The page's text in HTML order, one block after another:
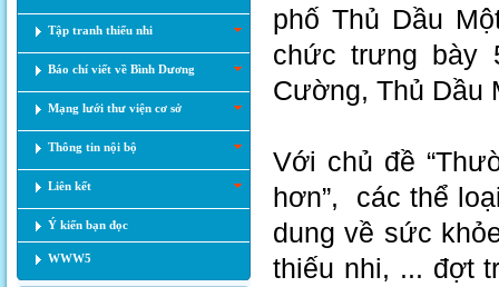
Tập tranh thiếu nhi
Báo chí viết về Bình Dương
Mạng lưới thư viện cơ sở
Thông tin nội bộ
Liên kết
Ý kiến bạn đọc
WWW5
phố Thủ Dầu
chức trưng bày
Cường, Thủ Dầu
Với chủ đề
hơn”, các thể
dung về sức
thiếu nhi, ... đợt